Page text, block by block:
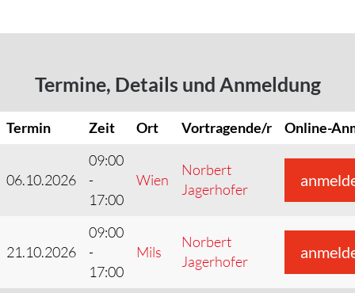
Termine, Details und Anmeldung
Termin Zeit Ort Vortragende/r Online-
06.10.2026
09:00
-
17:00
Wien
Norbert
Jagerhofer
21.10.2026
09:00
-
17:00
Mils
Norbert
Jagerhofer